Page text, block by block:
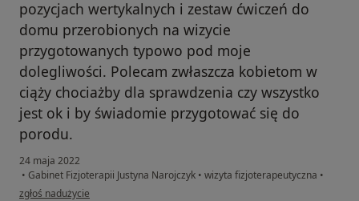
pozycjach wertykalnych i zestaw ćwiczeń do
domu przerobionych na wizycie
przygotowanych typowo pod moje
dolegliwości. Polecam zwłaszcza kobietom w
ciąży chociażby dla sprawdzenia czy wszystko
jest ok i by świadomie przygotować się do
porodu.
24 maja 2022
• Gabinet Fizjoterapii Justyna Narojczyk • wizyta fizjoterapeutyczna •
w opinii użytkownika JK
zgłoś nadużycie